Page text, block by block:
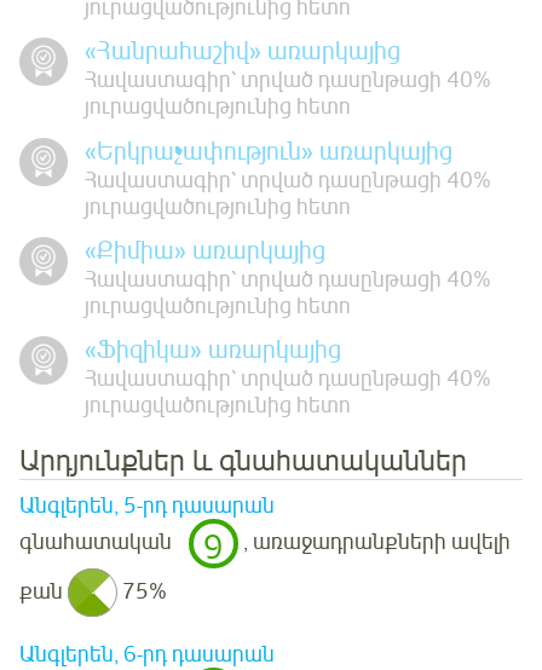
յուրացվածությունից հետո
«Հանրահաշիվ» առարկայից
Հավաստագիր՝ տրված դասընթացի 40%
յուրացվածությունից հետո
«Երկրաչափություն» առարկայից
Հավաստագիր՝ տրված դասընթացի 40%
յուրացվածությունից հետո
«Քիմիա» առարկայից
Հավաստագիր՝ տրված դասընթացի 40%
յուրացվածությունից հետո
«Ֆիզիկա» առարկայից
Հավաստագիր՝ տրված դասընթացի 40%
յուրացվածությունից հետո
Արդյունքներ և գնահատականներ
Անգլերեն, 5-րդ դասարան
գնահատական
9
, առաջադրանքների ավելի
քան
75%
Անգլերեն, 6-րդ դասարան